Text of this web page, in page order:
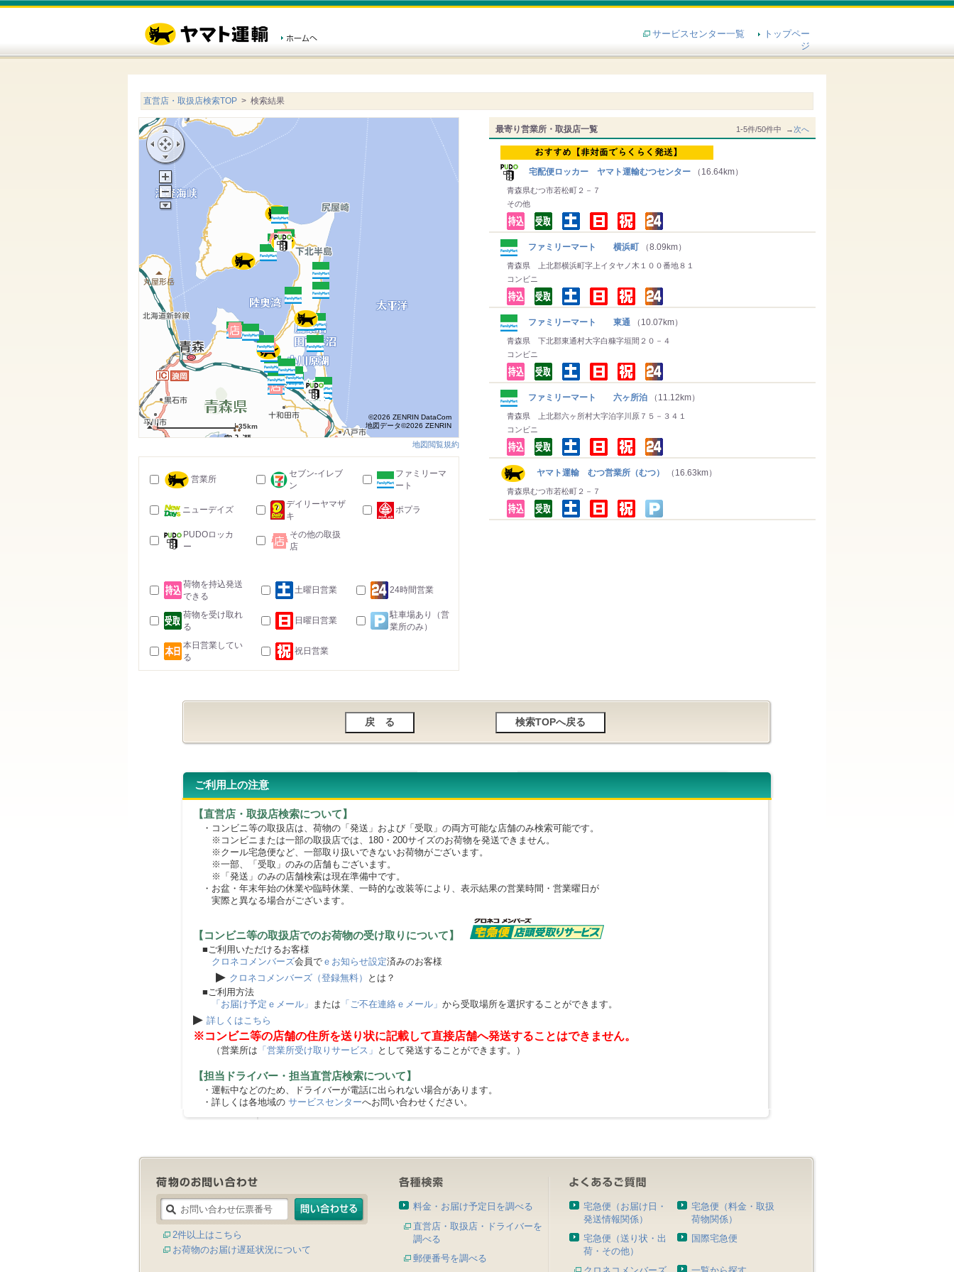
サービスセンター一覧
トップペー
ジ
直営店・取扱店検索TOP > 検索結果
最寄り営業所・取扱店一覧 1-5件/50件中 →次へ
宅配便ロッカー ヤマト運輸むつセンター （16.64km）
青森県むつ市若松町２－７
その他
ファミリーマート 横浜町 （8.09km）
青森県 上北郡横浜町字上イタヤノ木１００番地８１
コンビニ
ファミリーマート 東通 （10.07km）
青森県 下北郡東通村大字白糠字垣間２０－４
コンビニ
ファミリーマート 六ヶ所泊 （11.12km）
青森県 上北郡六ヶ所村大字泊字川原７５－３４１
コンビニ
ヤマト運輸 むつ営業所（むつ） （16.63km）
青森県むつ市若松町２－７
35km
©2026 ZENRIN DataCom
地図データ©2026 ZENRIN
地図閲覧規約
営業所
セブン-イレブ
ン
ファミリーマ
ート
ニューデイズ
デイリーヤマザ
キ
ポプラ
PUDOロッカ
ー
その他の取扱
店
荷物を持込発送
できる
土曜日営業 24時間営業
荷物を受け取れ
る
日曜日営業
駐車場あり（営
業所のみ）
本日営業してい
る
祝日営業
ご利用上の注意
【直営店・取扱店検索について】
・コンビニ等の取扱店は、荷物の「発送」および「受取」の両方可能な店舗のみ検索可能です。
※コンビニまたは一部の取扱店では、180・200サイズのお荷物を発送できません。
※クール宅急便など、一部取り扱いできないお荷物がございます。
※一部、「受取」のみの店舗もございます。
※「発送」のみの店舗検索は現在準備中です。
・お盆・年末年始の休業や臨時休業、一時的な改装等により、表示結果の営業時間・営業曜日が
実際と異なる場合がございます。
【コンビニ等の取扱店でのお荷物の受け取りについて】
■ご利用いただけるお客様
クロネコメンバーズ会員で ｅお知らせ設定済みのお客様
▶ クロネコメンバーズ（登録無料）
とは？
■ご利用方法
「お届け予定ｅメール」 または 「ご不在連絡ｅメール」 から受取場所を選択することができます。
▶ 詳しくはこちら
※コンビニ等の店舗の住所を送り状に記載して直接店舗へ発送することはできません。
（営業所は 「営業所受け取りサービス」 として発送することができます。）
【担当ドライバー・担当直営店検索について】
・運転中などのため、ドライバーが電話に出られない場合があります。
・詳しくは各地域の サービスセンターへお問い合わせください。
2件以上はこちら
お荷物のお届け遅延状況について
料金・お届け予定日を調べる
直営店・取扱店・ドライバーを
調べる
郵便番号を調べる
宅急便（お届け日・
発送情報関係）
宅急便（料金・取扱
荷物関係）
宅急便（送り状・出
荷・その他）
国際宅急便